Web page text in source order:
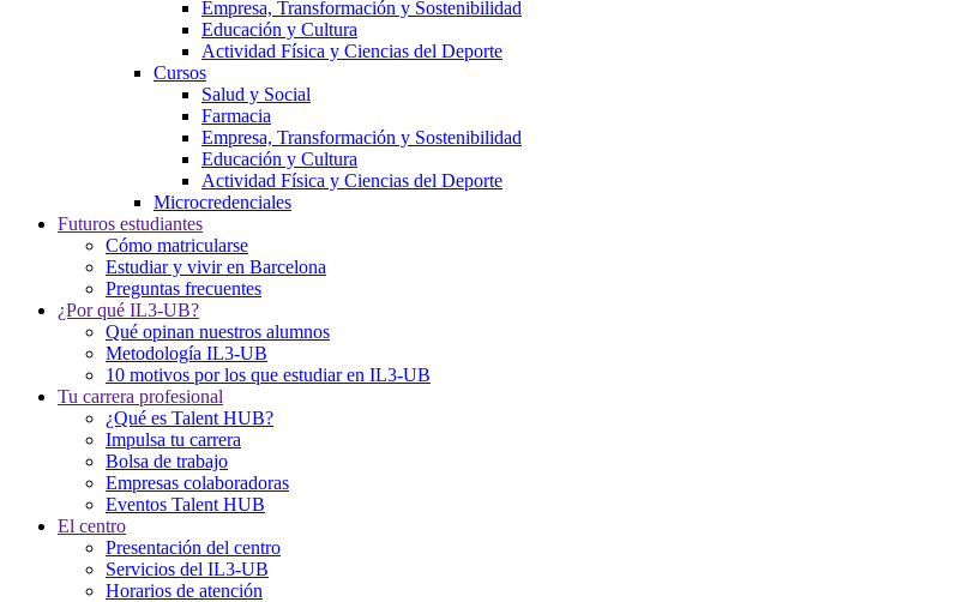
Empresa, Transformación y Sostenibilidad
Educación y Cultura
Actividad Física y Ciencias del Deporte
Cursos
Salud y Social
Farmacia
Empresa, Transformación y Sostenibilidad
Educación y Cultura
Actividad Física y Ciencias del Deporte
Microcredenciales
Futuros estudiantes
Cómo matricularse
Estudiar y vivir en Barcelona
Preguntas frecuentes
¿Por qué IL3-UB?
Qué opinan nuestros alumnos
Metodología IL3-UB
10 motivos por los que estudiar en IL3-UB
Tu carrera profesional
¿Qué es Talent HUB?
Impulsa tu carrera
Bolsa de trabajo
Empresas colaboradoras
Eventos Talent HUB
El centro
Presentación del centro
Servicios del IL3-UB
Horarios de atención